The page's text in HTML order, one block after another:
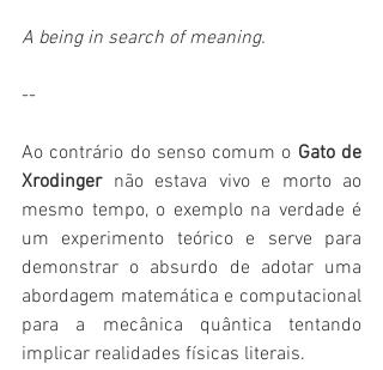
A being in search of meaning.
--
Ao contrário do senso comum o Gato de
Xrodinger não estava vivo e morto ao
mesmo tempo, o exemplo na verdade é
um experimento teórico e serve para
demonstrar o absurdo de adotar uma
abordagem matemática e computacional
para a mecânica quântica tentando
implicar realidades físicas literais.